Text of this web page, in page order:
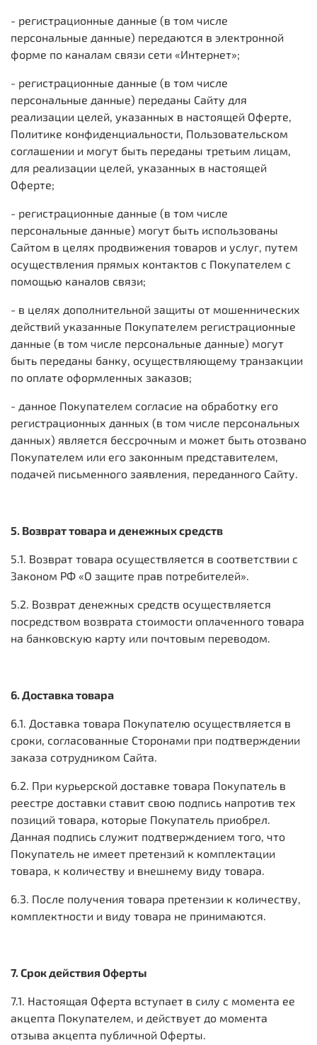
- регистрационные данные (в том числе
персональные данные) передаются в электронной
форме по каналам связи сети «Интернет»;
- регистрационные данные (в том числе
персональные данные) переданы Сайту для
реализации целей, указанных в настоящей Оферте,
Политике конфиденциальности, Пользовательском
соглашении и могут быть переданы третьим лицам,
для реализации целей, указанных в настоящей
Оферте;
- регистрационные данные (в том числе
персональные данные) могут быть использованы
Сайтом в целях продвижения товаров и услуг, путем
осуществления прямых контактов с Покупателем с
помощью каналов связи;
- в целях дополнительной защиты от мошеннических
действий указанные Покупателем регистрационные
данные (в том числе персональные данные) могут
быть переданы банку, осуществляющему транзакции
по оплате оформленных заказов;
- данное Покупателем согласие на обработку его
регистрационных данных (в том числе персональных
данных) является бессрочным и может быть отозвано
Покупателем или его законным представителем,
подачей письменного заявления, переданного Сайту.
5. Возврат товара и денежных средств
5.1. Возврат товара осуществляется в соответствии с
Законом РФ «О защите прав потребителей».
5.2. Возврат денежных средств осуществляется
посредством возврата стоимости оплаченного товара
на банковскую карту или почтовым переводом.
6. Доставка товара
6.1. Доставка товара Покупателю осуществляется в
сроки, согласованные Сторонами при подтверждении
заказа сотрудником Сайта.
6.2. При курьерской доставке товара Покупатель в
реестре доставки ставит свою подпись напротив тех
позиций товара, которые Покупатель приобрел.
Данная подпись служит подтверждением того, что
Покупатель не имеет претензий к комплектации
товара, к количеству и внешнему виду товара.
6.3. После получения товара претензии к количеству,
комплектности и виду товара не принимаются.
7. Срок действия Оферты
7.1. Настоящая Оферта вступает в силу с момента ее
акцепта Покупателем, и действует до момента
отзыва акцепта публичной Оферты.